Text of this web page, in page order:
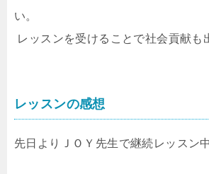
い。
レッスンを受けることで社会貢献も
レッスンの感想
先日よりＪＯＹ先生で継続レッスン